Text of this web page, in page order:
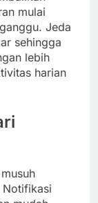
mulai
Jeda
sehingga
lebih
harian
Notifikasi